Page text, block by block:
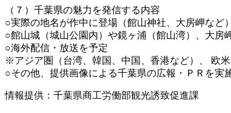
（７）千葉県の魅力を発信する内容
○実際の地名が作中に登場（館山神社、大房岬など）
○館山城（城山公園内）や鏡ヶ浦（館山湾）、大房
○海外配信・放送を予定
※アジア圏（台湾、韓国、中国、香港など）、 欧
○その他、提供画像による千葉県の広報・ＰＲを実
情報提供：千葉県商工労働部観光誘致促進課